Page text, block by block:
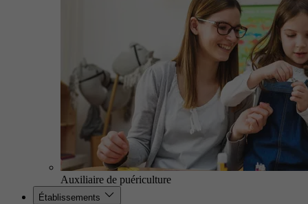
Auxiliaire de puériculture
Établissements